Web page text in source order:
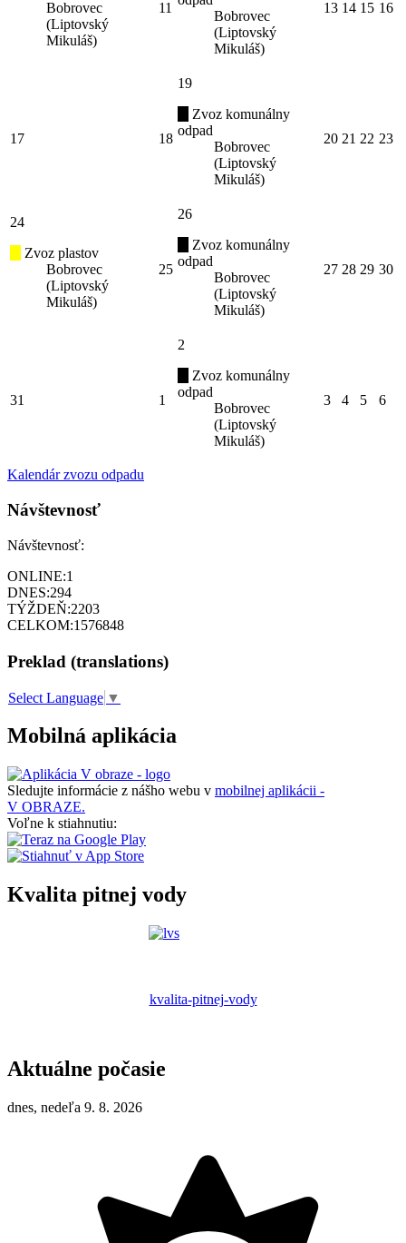
Bobrovec
(Liptovský
Mikuláš)
11
Bobrovec
(Liptovský
Mikuláš)
13 14 15 16
17 18
19
Zvoz komunálny
odpad
Bobrovec
(Liptovský
Mikuláš)
20 21 22 23
24
Zvoz plastov
Bobrovec
(Liptovský
Mikuláš)
25
26
Zvoz komunálny
odpad
Bobrovec
(Liptovský
Mikuláš)
27 28 29 30
31 1
2
Zvoz komunálny
odpad
Bobrovec
(Liptovský
Mikuláš)
3 4 5 6
Kalendár zvozu odpadu
Návštevnosť
Návštevnosť:
ONLINE:1
DNES:294
TÝŽDEŇ:2203
CELKOM:1576848
Preklad (translations)
Select Language ▼
Mobilná aplikácia
Sledujte informácie z nášho webu v mobilnej aplikácii -
V OBRAZE.
Voľne k stiahnutiu:
Kvalita pitnej vody
kvalita-pitnej-vody
Aktuálne počasie
dnes, nedeľa 9. 8. 2026